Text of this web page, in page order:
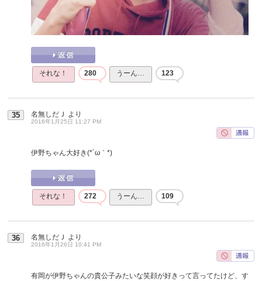
それな！ 280 うーん… 123
35 名無しだＪ より
2016年1月25日 11:27 PM
伊野ちゃん大好き(*´ω｀*)
それな！ 272 うーん… 109
36 名無しだＪ より
2016年1月26日 10:41 PM
有岡が伊野ちゃんの貴公子みたいな笑顔が好きって言ってたけど、す